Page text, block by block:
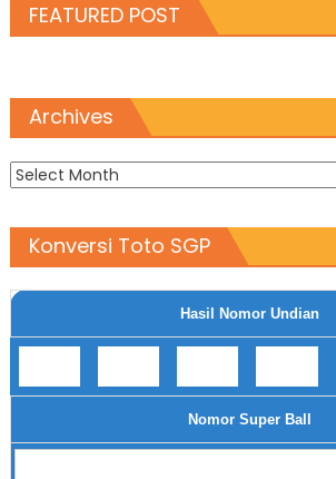
FEATURED POST
Archives
Archives
Konversi Toto SGP
Hasil Nomor Undian
Nomor Super Ball